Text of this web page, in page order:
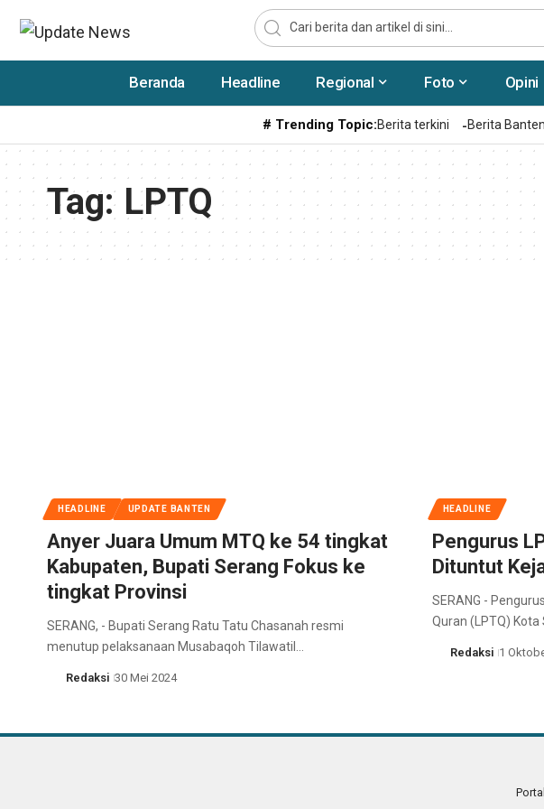
Beranda Headline Regional Foto Opini
# Trending Topic:Berita terkini Berita Banten
Tag: LPTQ
HEADLINE UPDATE BANTEN
Anyer Juara Umum MTQ ke 54 tingkat
Kabupaten, Bupati Serang Fokus ke
tingkat Provinsi
SERANG, - Bupati Serang Ratu Tatu Chasanah resmi
menutup pelaksanaan Musabaqoh Tilawatil…
Redaksi 30 Mei 2024
HEADLINE
Pengurus
Dituntut
SERANG -
Quran (LPTQ) Kota
Redaksi 1